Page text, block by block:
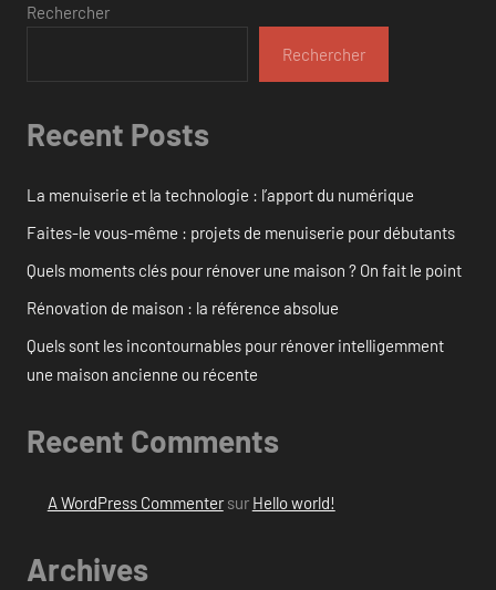
Rechercher
Rechercher
Recent Posts
La menuiserie et la technologie : l’apport du numérique
Faites-le vous-même : projets de menuiserie pour débutants
Quels moments clés pour rénover une maison ? On fait le point
Rénovation de maison : la référence absolue
Quels sont les incontournables pour rénover intelligemment
une maison ancienne ou récente
Recent Comments
A WordPress Commentersur Hello world!
Archives